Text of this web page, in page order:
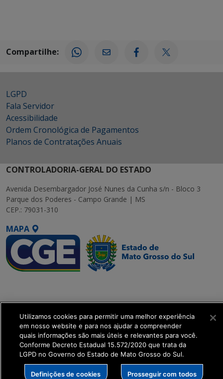
Compartilhe:
LGPD
Fala Servidor
Acessibilidade
Ordem Cronológica de Pagamentos
Planos de Contratações Anuais
CONTROLADORIA-GERAL DO ESTADO
Avenida Desembargador José Nunes da Cunha s/n - Bloco 3
Parque dos Poderes - Campo Grande | MS
CEP.: 79031-310
MAPA
get_footer();
Utilizamos cookies para permitir uma melhor experiência
em nosso website e para nos ajudar a compreender
quais informações são mais úteis e relevantes para você.
Conforme Decreto Estadual 15.572/2020 que trata da
LGPD no Governo do Estado de Mato Grosso do Sul.
Definições de cookies Prosseguir com todos